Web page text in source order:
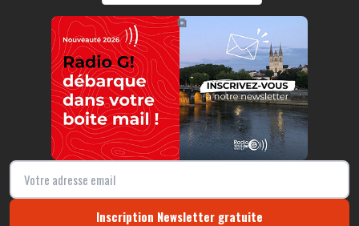
https://radio-g.fr?11629
⧉
Inscription Newsletter gratuite